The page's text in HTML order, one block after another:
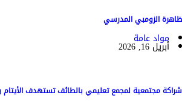
ظاهرة الزومبي المدرسي
مواد عامة
أبريل 16, 2026
شراكة مجتمعية لمجمع تعليمي بالطائف تستهدف الأيتام